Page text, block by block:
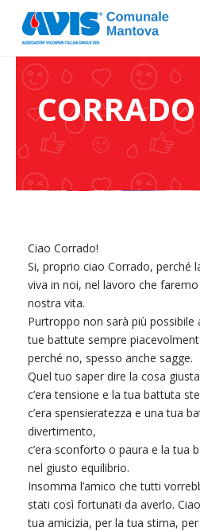
Ciao Corrado!
Si, proprio ciao Corrado, perché
viva in noi, nel lavoro che
nostra vita.
Purtroppo non sarà più
tue battute sempre
perché no, spesso anche sagge.
Quel tuo saper dire la cosa
c’era tensione e la tua battuta
c’era spensieratezza e una tua
divertimento,
c’era sconforto o paura e la tua
nel giusto equilibrio.
Insomma l’amico che tutti
stati così fortunati da averlo.
tua amicizia, per la tua stima,